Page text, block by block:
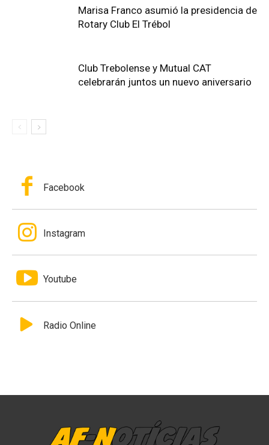
Marisa Franco asumió la presidencia de
Rotary Club El Trébol
Club Trebolense y Mutual CAT
celebrarán juntos un nuevo aniversario
Facebook
Instagram
Youtube
Radio Online